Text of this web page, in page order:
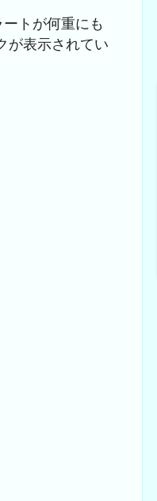
トが何重にも
が表示されてい